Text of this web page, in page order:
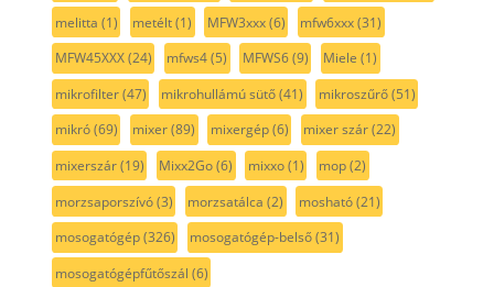
melitta (1) metélt(1) MFW3xxx(6) mfw6xxx(31)
MFW45XXX(24) mfws4(5) MFWS6(9) Miele (1)
mikrofilter(47) mikrohullámú sütő(41) mikroszűrő(51)
mikró(69) mixer(89) mixergép(6) mixer szár(22)
mixerszár(19) Mixx2Go(6) mixxo(1) mop(2)
morzsaporszívó(3) morzsatálca (2) mosható(21)
mosogatógép(326) mosogatógép-belső(31)
mosogatógépfűtőszál (6)